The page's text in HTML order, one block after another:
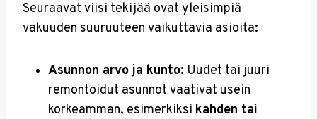
Seuraavat viisi tekijää ovat yleisimpiä
vakuuden suuruuteen vaikuttavia asioita:
Asunnon arvo ja kunto: Uudet tai juuri
remontoidut asunnot vaativat usein
korkeamman, esimerkiksi kahden tai